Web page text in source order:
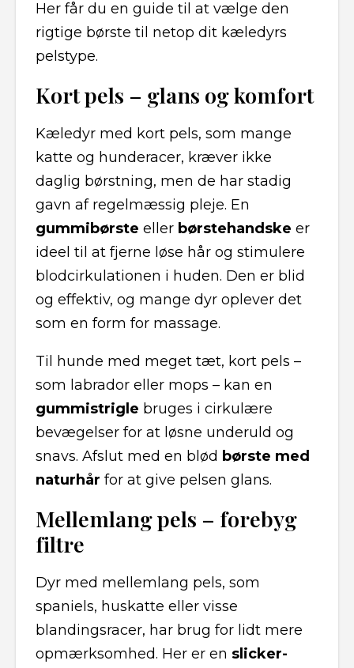
Her får du en guide til at vælge den
rigtige børste til netop dit kæledyrs
pelstype.
Kort pels – glans og komfort
Kæledyr med kort pels, som mange
katte og hunderacer, kræver ikke
daglig børstning, men de har stadig
gavn af regelmæssig pleje. En
gummibørste eller børstehandske er
ideel til at fjerne løse hår og stimulere
blodcirkulationen i huden. Den er blid
og effektiv, og mange dyr oplever det
som en form for massage.
Til hunde med meget tæt, kort pels –
som labrador eller mops – kan en
gummistrigle bruges i cirkulære
bevægelser for at løsne underuld og
snavs. Afslut med en blød børste med
naturhår for at give pelsen glans.
Mellemlang pels – forebyg
filtre
Dyr med mellemlang pels, som
spaniels, huskatte eller visse
blandingsracer, har brug for lidt mere
opmærksomhed. Her er en slicker-